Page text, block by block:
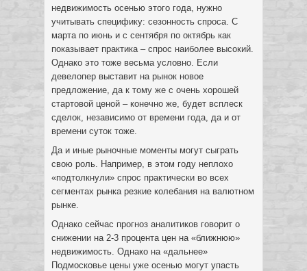
недвижимость осенью этого года, нужно
учитывать специфику: сезонность спроса. С
марта по июнь и с сентября по октябрь как
показывает практика – спрос наиболее высокий.
Однако это тоже весьма условно. Если
девелопер выставит на рынок новое
предложение, да к тому же с очень хорошей
стартовой ценой – конечно же, будет всплеск
сделок, независимо от времени года, да и от
времени суток тоже.
Да и иные рыночные моменты могут сыграть
свою роль. Например, в этом году неплохо
«подтолкнули» спрос практически во всех
сегментах рынка резкие колебания на валютном
рынке.
Однако сейчас прогноз аналитиков говорит о
снижении на 2-3 процента цен на «ближнюю»
недвижимость. Однако на «дальнее»
Подмосковье цены уже осенью могут упасть